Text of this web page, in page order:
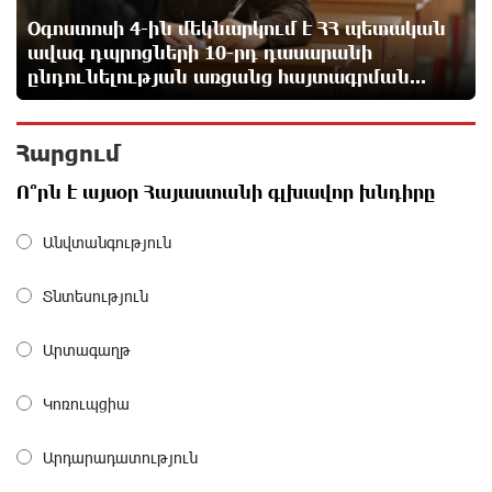
ԱՄՆ-ն ընդունի հանրապետության պայմանները
1 օր առաջ
ունեցող անձանց միջազգային մարզական
փառատոն
Դմիտրի Մեդվեդև. Արևմուտքի
Օգոստոսի 4-ին մեկնարկում է ՀՀ պետական
ավագ դպրոցների 10-րդ դասարանի
ընդունելության առցանց հայտագրման...
Հարցում
Ո՞րն է այսօր Հայաստանի գլխավոր խնդիրը
Անվտանգություն
Տնտեսություն
Արտագաղթ
Կոռուպցիա
Արդարադատություն